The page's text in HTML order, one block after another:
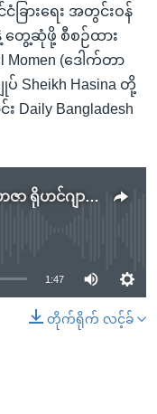
ခြားရေး အတွင်းဝန်
နဲ့ တွေ့ဆုံဖို့ စီစဉ်ထား
Momen (ဒေါက်တာ
Sheikh Hasina တို့
Bangladesh
ကုလ အထူးကိုယ်စားလှယ် နိုလင်းဟေဇာ ရိုဟင်ဂျာဒုက္ခသည် စခန်းရောက်.mp3
available
1:47
တိုက်ရိုက် လင့်ခ်